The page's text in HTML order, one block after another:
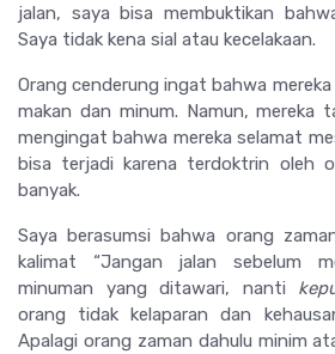
jalan, saya bisa membuktikan
Saya tidak kena sial atau kecelakaan.
Orang cenderung ingat bahwa mereka
makan dan minum. Namun, mereka
mengingat bahwa mereka selamat
bisa terjadi karena terdoktrin oleh
banyak.
Saya berasumsi bahwa orang
kalimat “Jangan jalan sebelum
minuman yang ditawari, nanti
orang tidak kelaparan dan
Apalagi orang zaman dahulu minim